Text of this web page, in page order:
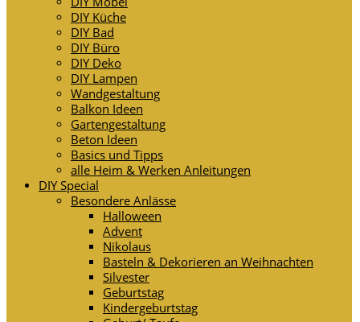
DIY Küche
DIY Bad
DIY Büro
DIY Deko
DIY Lampen
Wandgestaltung
Balkon Ideen
Gartengestaltung
Beton Ideen
Basics und Tipps
alle Heim & Werken Anleitungen
DIY Special
Besondere Anlässe
Halloween
Advent
Nikolaus
Basteln & Dekorieren an Weihnachten
Silvester
Geburtstag
Kindergeburtstag